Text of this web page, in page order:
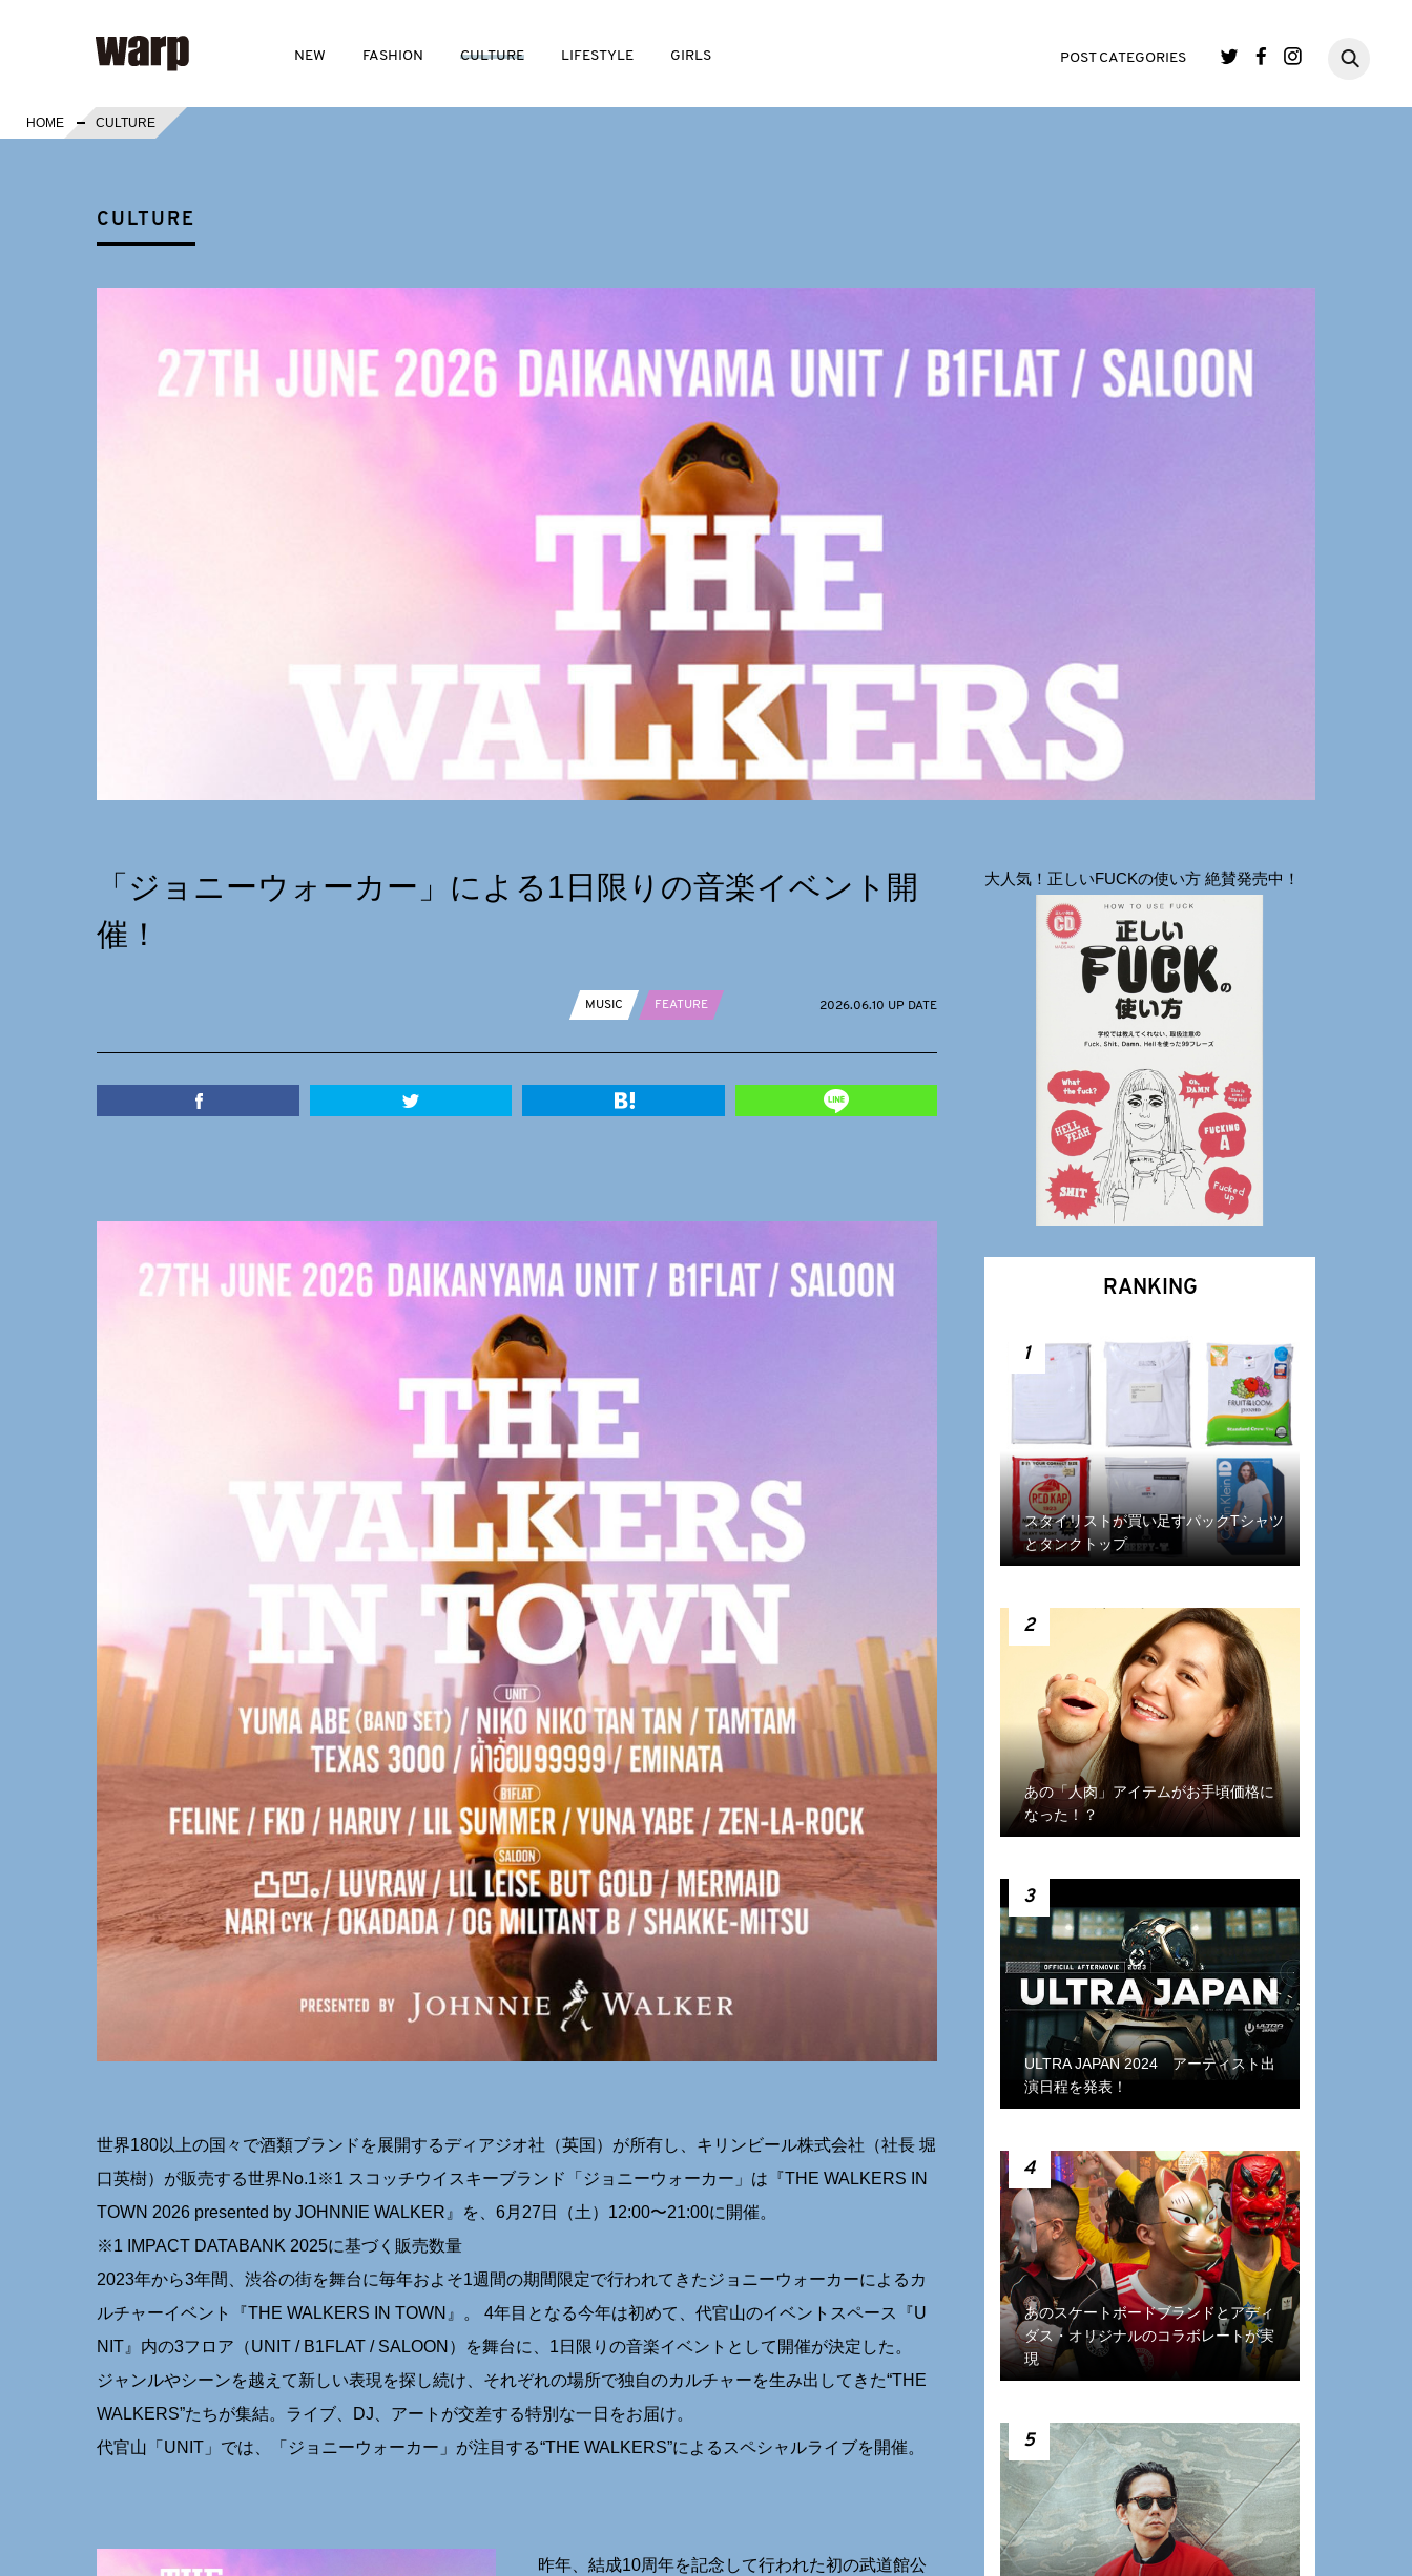
NEW FASHION CULTURE LIFESTYLE GIRLS POST CATEGORIES
HOME CULTURE
CULTURE
「ジョニーウォーカー」による1日限りの音楽イベント開
催！
MUSIC FEATURE 2026.06.10 UP DATE
世界180以上の国々で酒類ブランドを展開するディアジオ社（英国）が所有し、キリンビール株式会社（社⻑ 堀
⼝英樹）が販売する世界No.1※1 スコッチウイスキーブランド「ジョニーウォーカー」は『THE WALKERS IN
TOWN 2026 presented by JOHNNIE WALKER』を、6⽉27⽇（⼟）12:00〜21:00に開催。
※1 IMPACT DATABANK 2025に基づく販売数量
2023年から3年間、渋⾕の街を舞台に毎年およそ1週間の期間限定で⾏われてきたジョニーウォーカーによるカ
ルチャーイベント『THE WALKERS IN TOWN』。 4年⽬となる今年は初めて、代官⼭のイベントスペース『U
NIT』内の3フロア（UNIT / B1FLAT / SALOON）を舞台に、1⽇限りの⾳楽イベントとして開催が決定した。
ジャンルやシーンを越えて新しい表現を探し続け、それぞれの場所で独⾃のカルチャーを⽣み出してきた“THE
WALKERS”たちが集結。ライブ、DJ、アートが交差する特別な⼀⽇をお届け。
代官⼭「UNIT」では、「ジョニーウォーカー」が注⽬する“THE WALKERS”によるスペシャルライブを開催。
昨年、結成10周年を記念して行われた初の武道館公
大人気！正しいFUCKの使い方 絶賛発売中！
RANKING
1
スタイリストが買い足すパックTシャツ
とタンクトップ
2
あの「人肉」アイテムがお手頃価格に
なった！？
3
ULTRA JAPAN 2024 アーティスト出
演日程を発表！
4
あのスケートボードブランドとアディ
ダス・オリジナルのコラボレートが実
現
5